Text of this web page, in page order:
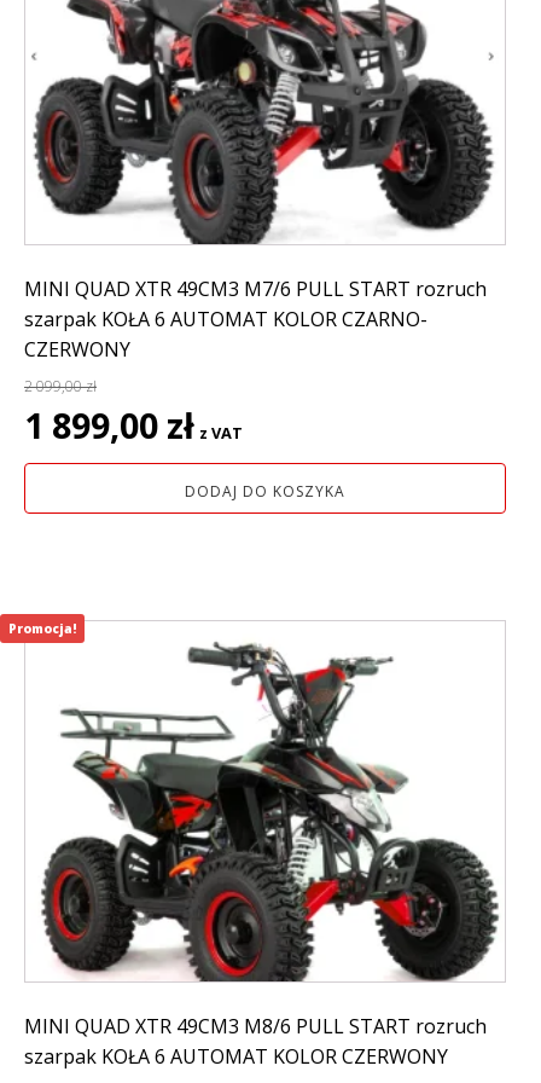
MINI QUAD XTR 49CM3 M7/6 PULL START rozruch
szarpak KOŁA 6 AUTOMAT KOLOR CZARNO-
CZERWONY
2 099,00zł
Pierwotna
cena
wynosiła:
1 899,00 zł cena
wynosi:
1
z VAT
DODAJ DO KOSZYKA
MINI QUAD XTR 49CM3 M8/6 PULL START rozruch
szarpak KOŁA 6 AUTOMAT KOLOR CZERWONY
Promocja!